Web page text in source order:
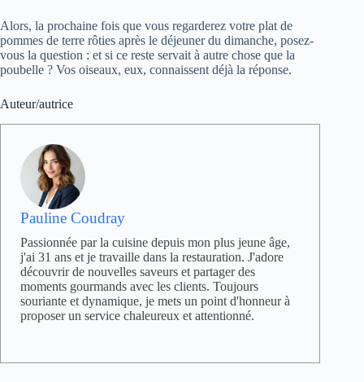
Alors, la prochaine fois que vous regarderez votre plat de
pommes de terre rôties après le déjeuner du dimanche, posez-
vous la question : et si ce reste servait à autre chose que la
poubelle ? Vos oiseaux, eux, connaissent déjà la réponse.
Auteur/autrice
Pauline Coudray
Passionnée par la cuisine depuis mon plus jeune âge,
j'ai 31 ans et je travaille dans la restauration. J'adore
découvrir de nouvelles saveurs et partager des
moments gourmands avec les clients. Toujours
souriante et dynamique, je mets un point d'honneur à
proposer un service chaleureux et attentionné.